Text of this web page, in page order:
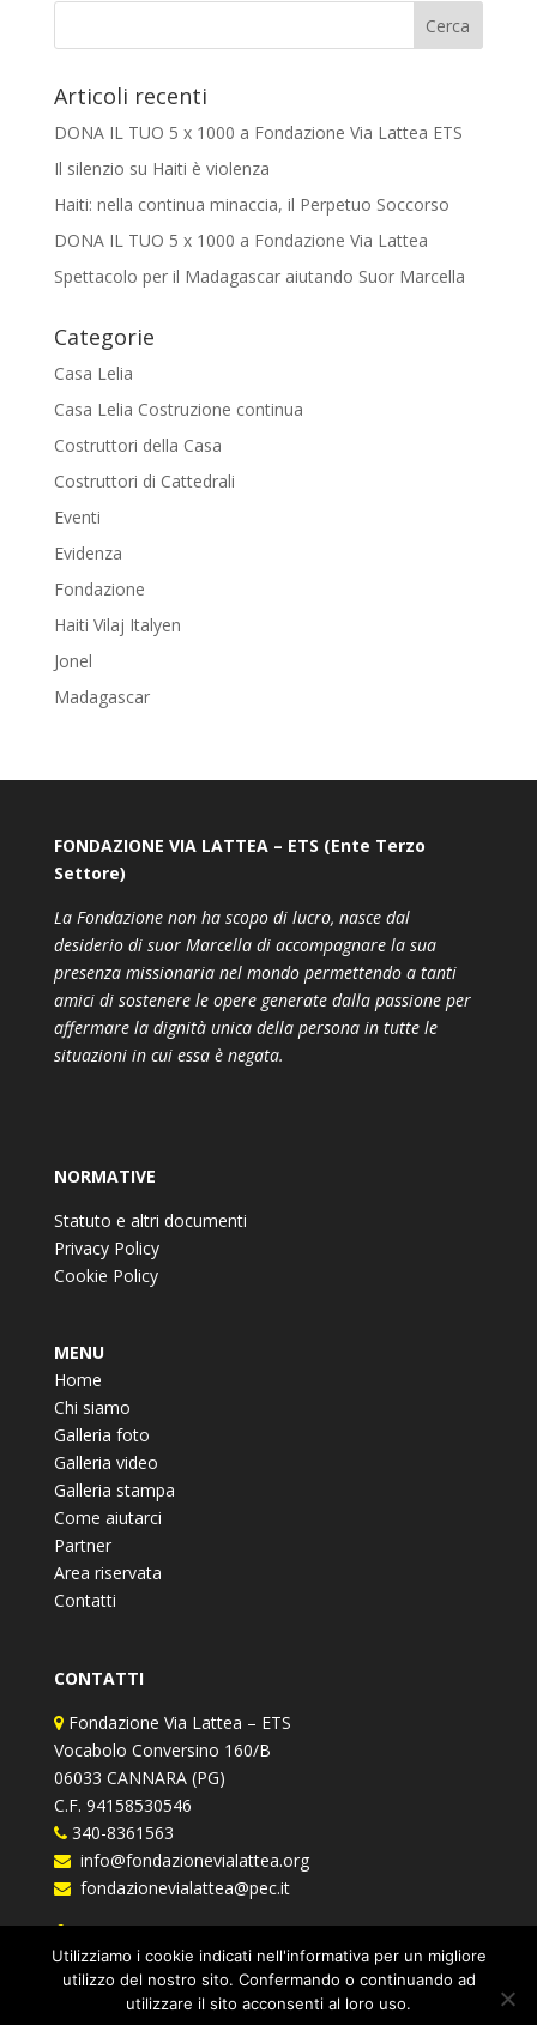
Articoli recenti
DONA IL TUO 5 x 1000 a Fondazione Via Lattea ETS
Il silenzio su Haiti è violenza
Haiti: nella continua minaccia, il Perpetuo Soccorso
DONA IL TUO 5 x 1000 a Fondazione Via Lattea
Spettacolo per il Madagascar aiutando Suor Marcella
Categorie
Casa Lelia
Casa Lelia Costruzione continua
Costruttori della Casa
Costruttori di Cattedrali
Eventi
Evidenza
Fondazione
Haiti Vilaj Italyen
Jonel
Madagascar
FONDAZIONE VIA LATTEA – ETS (Ente Terzo
Settore)
La Fondazione non ha scopo di lucro, nasce dal
desiderio di suor Marcella di accompagnare la sua
presenza missionaria nel mondo permettendo a tanti
amici di sostenere le opere generate dalla passione per
affermare la dignità unica della persona in tutte le
situazioni in cui essa è negata.
NORMATIVE
Statuto e altri documenti
Privacy Policy
Cookie Policy
MENU
Home
Chi siamo
Galleria foto
Galleria video
Galleria stampa
Come aiutarci
Partner
Area riservata
Contatti
CONTATTI
Fondazione Via Lattea – ETS
Vocabolo Conversino 160/B
06033 CANNARA (PG)
C.F. 94158530546
340-8361563
info@fondazionevialattea.org
fondazionevialattea@pec.it
Fondazione Via Lattea
Utilizziamo i cookie indicati nell'informativa per un migliore
utilizzo del nostro sito. Confermando o continuando ad
utilizzare il sito acconsenti al loro uso.